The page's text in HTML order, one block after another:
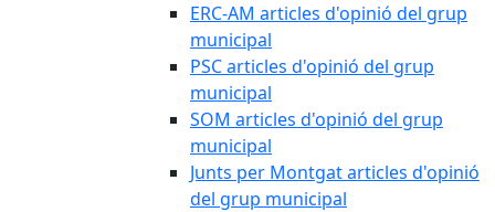
ERC-AM articles d'opinió del grup
municipal
PSC articles d'opinió del grup
municipal
SOM articles d'opinió del grup
municipal
Junts per Montgat articles d'opinió
del grup municipal